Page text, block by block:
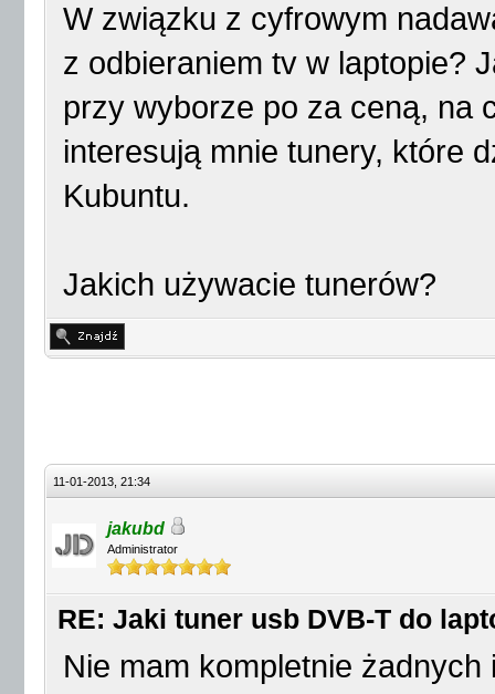
W związku z cyfrowym
z odbieraniem tv w laptopie?
przy wyborze po za ceną, na
interesują mnie tunery, które
Kubuntu.
Jakich używacie tunerów?
11-01-2013, 21:34
jakubd
Administrator
RE: Jaki tuner usb DVB-T do
Nie mam kompletnie